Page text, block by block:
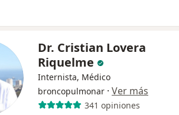
Dr. Cristian Lovera
Riquelme
Internista, Médico
broncopulmonar · Ver más
341 opiniones